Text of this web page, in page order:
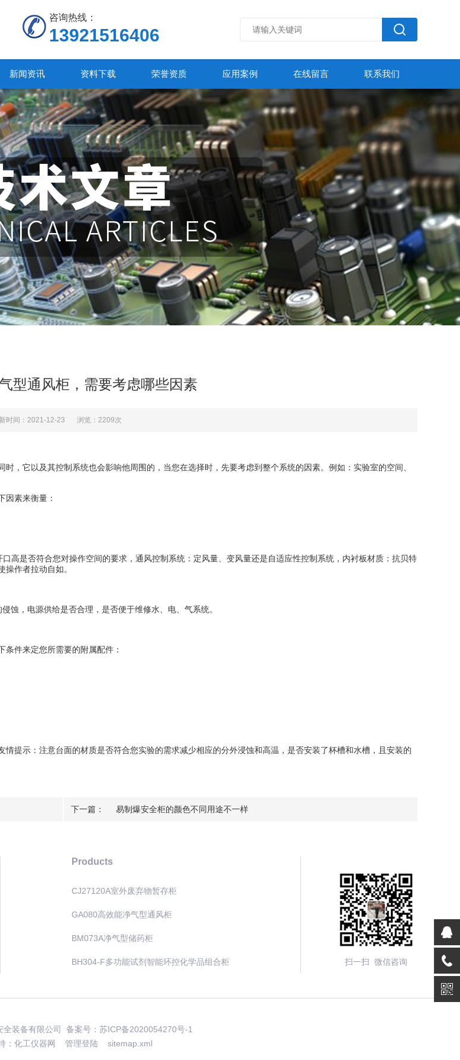
咨询热线：
13921516406
新闻资讯 资料下载 荣誉资质 应用案例 在线留言 联系我们
型通风柜，需要考虑哪些因素
时间：2021-12-23 浏览：2209次
，它以及其控制系统也会影响他周围的，当您在选择时，先要考虑到整个系统的因素。例如：实验室的空间、
素来衡量：
是否符合您对操作空间的要求，通风控制系统：定风量、变风量还是自适应性控制系统，内衬板材质：抗贝特
作者拉动自如。
，电源供给是否合理，是否便于维修水、电、气系统。
件来定您所需要的附属配件：
示：注意台面的材质是否符合您实验的需求减少相应的分外浸蚀和高温，是否安装了杯槽和水槽，且安装的
下一篇： 易制爆安全柜的颜色不同用途不一样
Products
CJ27120A室外废弃物暂存柜
GA080高效能净气型通风柜
BM073A净气型储药柜
BH304-F多功能试剂智能环控化学品组合柜 扫一扫 微信咨询
装备有限公司 备案号： 苏ICP备2020054270号-1
：化工仪器网 管理登陆 sitemap.xml